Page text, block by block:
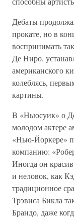
Дебаты
прокате, но в
воспринимать
Де Ниро,
американского
колеблясь,
картины.
В «Ньюсуик» о
молодом актере
«Нью-Йоркере»
компанию:
Иногда он
и неловок, как
традиционное
Трэвиса Бикла
Брандо, даже